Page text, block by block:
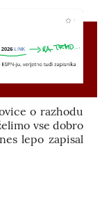
o razhodu
vse dobro
lepo zapisal